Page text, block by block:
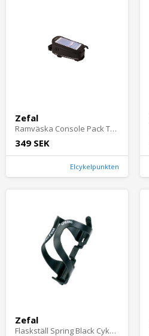
Zefal
Ramväska Console Pack T1 Svart Cykeltillbehör - Cykelväskor - RamväskorCykeltillbehör Cykelväskor Ramväskor
349 SEK
Elcykelpunkten
Zefal
Flaskställ Spring Black Cykeltillbehör - Cykelflaskor & Flaskställ - FlaskställCykeltillbehör Cykelflaskor & Flaskställ Flaskställ